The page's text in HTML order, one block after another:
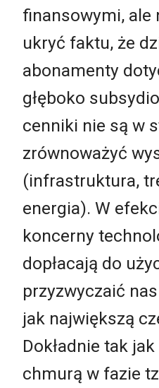
finansowymi, ale
ukryć faktu, że
abonamenty
głęboko
cenniki nie są w
zrównoważyć
(infrastruktura,
energia). W
koncerny
dopłacają do
przyzwyczaić
jak największą
Dokładnie tak
chmurą w fazie